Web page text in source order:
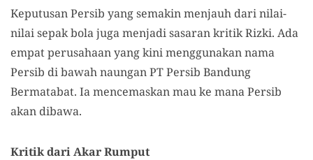
Keputusan Persib yang semakin menjauh dari nilai-
nilai sepak bola juga menjadi sasaran kritik Rizki. Ada
empat perusahaan yang kini menggunakan nama
Persib di bawah naungan PT Persib Bandung
Bermatabat. Ia mencemaskan mau ke mana Persib
akan dibawa.
Kritik dari Akar Rumput